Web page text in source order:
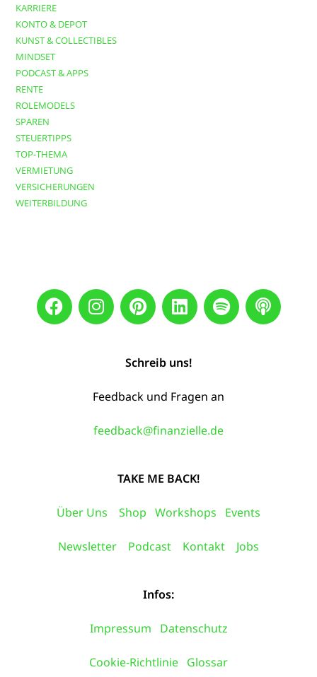
KARRIERE
KONTO & DEPOT
KUNST & COLLECTIBLES
MINDSET
PODCAST & APPS
RENTE
ROLEMODELS
SPAREN
STEUERTIPPS
TOP-THEMA
VERMIETUNG
VERSICHERUNGEN
WEITERBILDUNG
Schreib uns!
Feedback und Fragen an
feedback@finanzielle.de
TAKE ME BACK!
Über Uns Shop Workshops Events
Newsletter Podcast Kontakt Jobs
Infos:
Impressum Datenschutz
Cookie-Richtlinie Glossar